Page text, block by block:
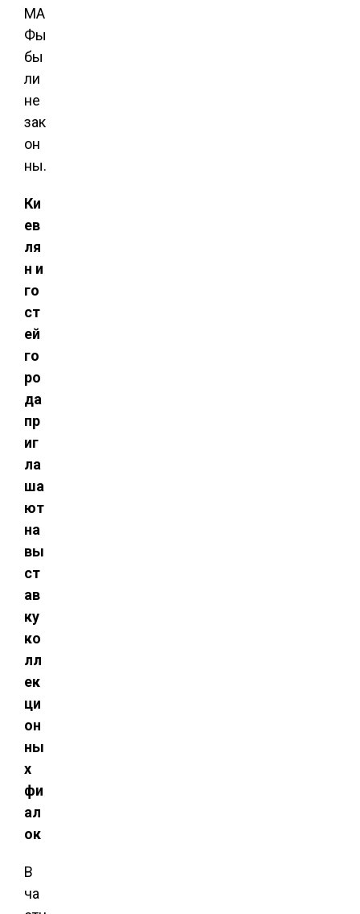
МА
Фы
бы
ли
не
зак
он
ны.
Ки
ев
ля
н и
го
ст
ей
го
ро
да
пр
иг
ла
ша
ют
на
вы
ст
ав
ку
ко
лл
ек
ци
он
ны
х
фи
ал
ок
В
ча